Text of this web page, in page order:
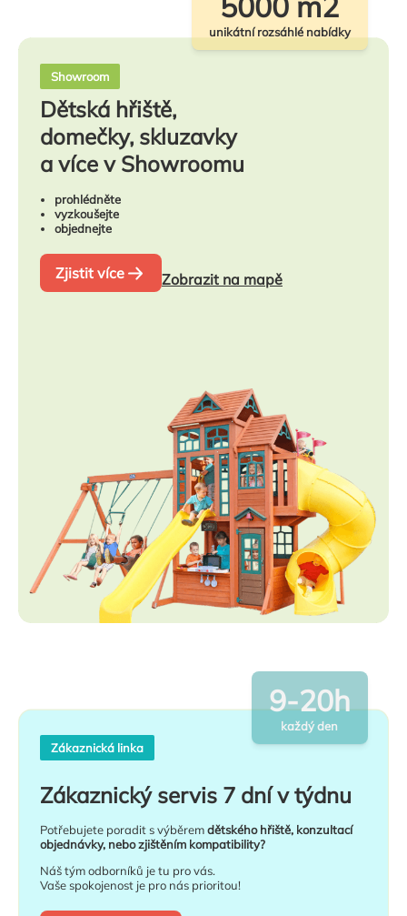
Showroom
Dětská hřiště,
domečky, skluzavky
a více v Showroomu
prohlédněte
vyzkoušejte
objednejte
Zjistit více Zobrazit na mapě
unikátní rozsáhlé nabídky
Zákaznická linka
Zákaznický servis 7 dní v týdnu
Potřebujete poradit s výběremdětského hřiště, konzultací
objednávky, nebo zjištěním kompatibility?
Náš tým odborníků je tu pro vás.
Vaše spokojenost je pro nás prioritou!
9-20h
každý den